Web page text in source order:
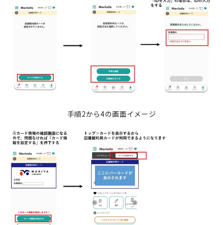
手順2から4の画面イメージ